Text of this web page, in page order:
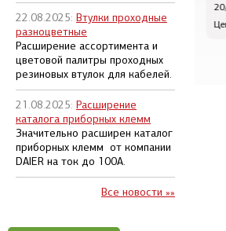
22.08.2025: Втулки проходные
разноцветные
Расширение ассортимента и
цветовой палитры проходных
резиновых втулок для кабелей.
21.08.2025: Расширение
каталога приборных клемм
Значительно расширен каталог
приборных клемм от компании
DAIER на ток до 100А.
Все новости »»
Цена от:24 руб.